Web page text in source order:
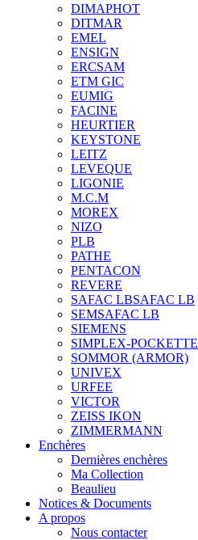
DIMAPHOT
DITMAR
EMEL
ENSIGN
ERCSAM
ETM GIC
EUMIG
FACINE
HEURTIER
KEYSTONE
LEITZ
LEVEQUE
LIGONIE
M.C.M
MOREX
NIZO
PLB
PATHE
PENTACON
REVERE
SAFAC LBSAFAC LB
SEMSAFAC LB
SIEMENS
SIMPLEX-POCKETTE
SOMMOR (ARMOR)
UNIVEX
URFEE
VICTOR
ZEISS IKON
ZIMMERMANN
Enchères
Dernières enchères
Ma Collection
Beaulieu
Notices & Documents
A propos
Nous contacter